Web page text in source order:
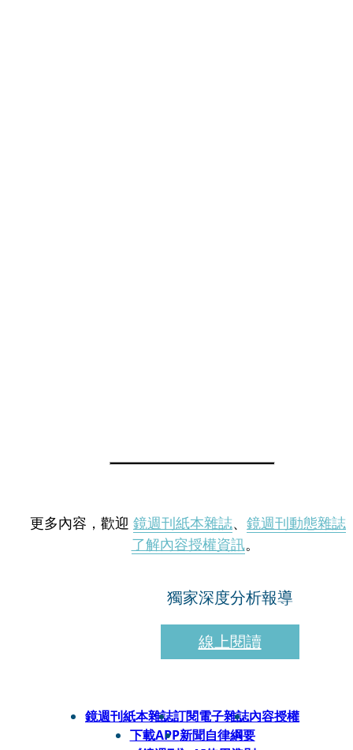
更多內容，歡迎 鏡週刊紙本雜誌、 鏡週刊動態雜誌
了解內容授權資訊。
獨家深度分析報導
線上閱讀
鏡週刊紙本雜誌訂閱電子雜誌內容授權
下載APP新聞自律綱要